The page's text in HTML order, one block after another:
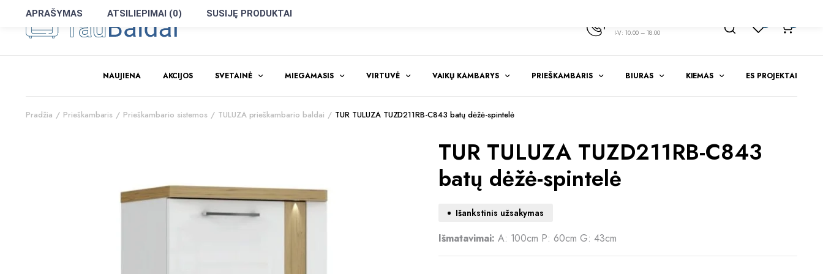
I-V: 10.00 – 18.00
NAUJIENA AKCIJOS SVETAINĖ MIEGAMASIS VIRTUVĖ VAIKŲ KAMBARYS PRIEŠKAMBARIS BIURAS KIEMAS ES PROJEKTAI
Pradžia Prieškambaris Prieškambario sistemos TULUZA prieškambario baldai TUR TULUZA TUZD211RB-C843 batų dėžė-spintelė
TUR TULUZA TUZD211RB-C843
batų dėžė-spintelė
Išankstinis užsakymas
Išmatavimai: A: 100cm P: 60cm G: 43cm
APRAŠYMAS ATSILIEPIMAI (0) SUSIJĘ PRODUKTAI